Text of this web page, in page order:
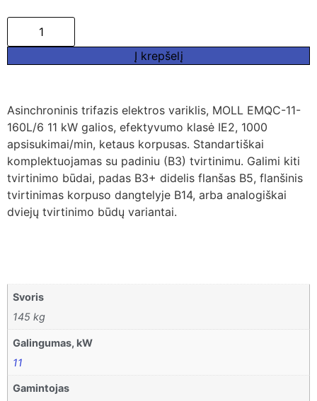
Į krepšelį
Asinchroninis trifazis elektros variklis, MOLL EMQC-11-
160L/6 11 kW galios, efektyvumo klasė IE2, 1000
apsisukimai/min, ketaus korpusas. Standartiškai
komplektuojamas su padiniu (B3) tvirtinimu. Galimi kiti
tvirtinimo būdai, padas B3+ didelis flanšas B5, flanšinis
tvirtinimas korpuso dangtelyje B14, arba analogiškai
dviejų tvirtinimo būdų variantai.
Svoris
145 kg
Galingumas, kW
11
Gamintojas